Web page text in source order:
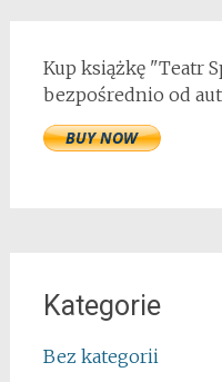
Kup książkę "Teatr
bezpośrednio od
Kategorie
Bez kategorii